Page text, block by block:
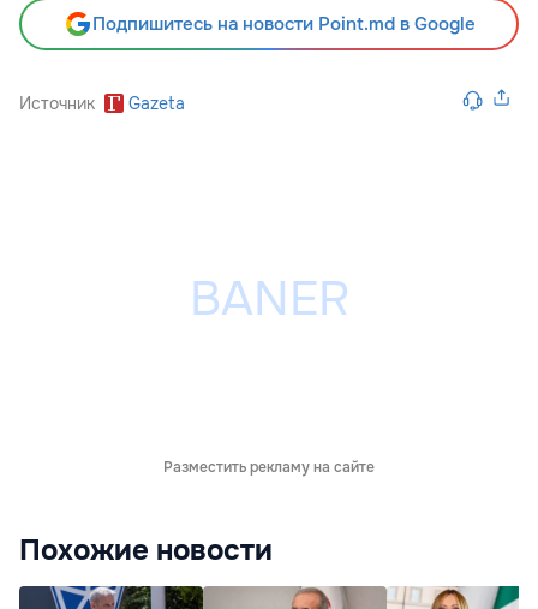
Подпишитесь на новости Point.md в Google
Источник Gazeta
Разместить рекламу на сайте
Похожие новости